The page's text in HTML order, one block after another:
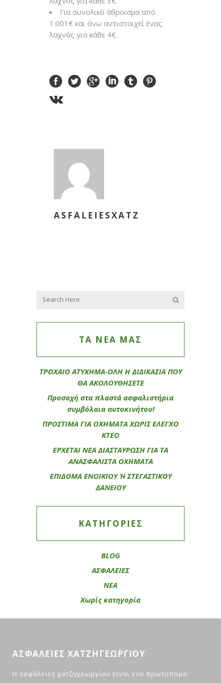
Για συνολικό άθροισμα από
1.001€ και άνω αντιστοιχεί ένας
λαχνός για κάθε 4€.
ASFALEIESXATZ
ΤΑ ΝΕΑ ΜΑΣ
ΤΡΟΧΑΙΟ ΑΤΥΧΗΜΑ-ΟΛΗ Η ΔΙΔΙΚΑΣΙΑ ΠΟΥ
ΘΑ ΑΚΟΛΟΥΘΗΣΕΤΕ
Προσοχή στα πλαστά ασφαλιστήρια
συμβόλαια αυτοκινήτου!
ΠΡΟΣΤΙΜΑ ΓΙΑ ΟΧΗΜΑΤΑ ΧΩΡΙΣ ΕΛΕΓΧΟ
ΚΤΕΟ
ΕΡΧΕΤΑΙ ΝΕΑ ΔΙΑΣΤΑΥΡΩΣΗ ΓΙΑ ΤΑ
ΑΝΑΣΦΑΛΙΣΤΑ ΟΧΗΜΑΤΑ
ΕΠΙΔΟΜΑ ΕΝΟΙΚΙΟΥ Ή ΣΤΕΓΑΣΤΙΚΟΥ
ΔΑΝΕΙΟΥ
KΑΤΗΓΟΡΊΕΣ
BLOG
ΑΣΦΑΛΕΙΕΣ
ΝΕΑ
Χωρίς κατηγορία
ΑΣΦΑΛΕΙΕΣ ΧΑΤΖΗΓΕΩΡΓΙΟΥ
H ασφάλειες χατζηγεωργίου είναι ένα πρωτοπόρο